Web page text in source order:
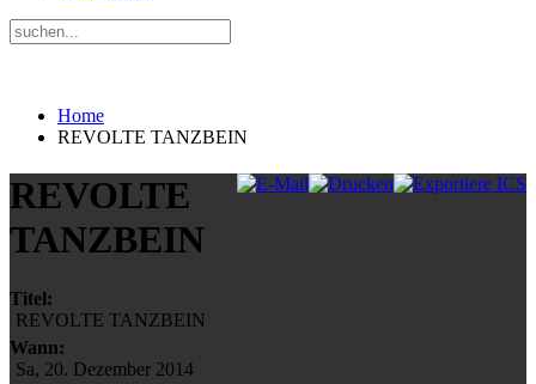
Home
REVOLTE TANZBEIN
REVOLTE
TANZBEIN
Titel:
REVOLTE TANZBEIN
Wann:
Sa, 20. Dezember 2014